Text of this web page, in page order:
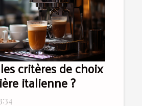
critères de choix
italienne ?